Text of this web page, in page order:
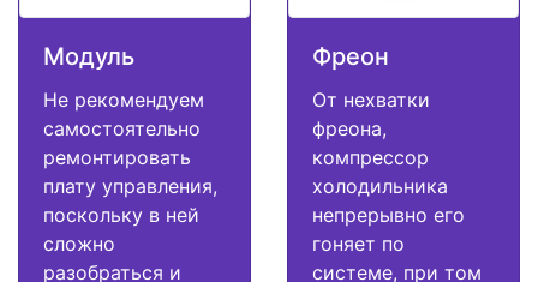
Модуль
Не рекомендуем
самостоятельно
ремонтировать
плату управления,
поскольку в ней
сложно
разобраться и
Фреон
От нехватки
фреона,
компрессор
холодильника
непрерывно его
гоняет по
системе, при том